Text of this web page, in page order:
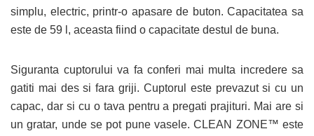
simplu, electric, printr-o apasare de buton. Capacitatea sa
este de 59 l, aceasta fiind o capacitate destul de buna.
Siguranta cuptorului va fa conferi mai multa incredere sa
gatiti mai des si fara griji. Cuptorul este prevazut si cu un
capac, dar si cu o tava pentru a pregati prajituri. Mai are si
un gratar, unde se pot pune vasele. CLEAN ZONE™ este